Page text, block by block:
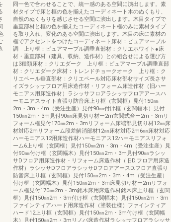
同一色で合わせることで、統一感のある空間に演出します。素
材タイプで床と框の色を揃えたコーディネート木のぬくもり、
自然のぬくもりを感じさせる空間に演出します。木目タイプで
垂直部材と框の色を揃えたコーディネート框のみに素材タイプ
を取り入れ、変化のある空間に演出します。木目の床に素材の
框でアクセントをつけたコーディネート床材：ピュアマーブル
調 上り框：ピュアマーブル調垂直部材：クリエホワイト●床
材・垂直部材（建具、収納、造作材）との組合せによる選び方
は3種類床材：クリエダーク 上り框：ピュアマーブル調垂直部
材：クリエダーク床材：トレンドチョークオーク 上り框：ク
リエペール垂直部材：クリエペール対応床材部材サイズ長さサ
イズラシッサフロア用床造作材・リフォーム床造作材（旧ハー
モニアス用床造作材）ラシッサフロアラシッサフロアアースハ
ーモニアスライト直張り防音床上り框（玄関框）見付150㎜
2m・3m・4m（受注生産）見付90㎜付け框（玄関幅木）見付
150㎜2m・3m見付90㎜床見切り材ー2m玄関式台ー2m・3mリ
フォーム框見付170㎜2m・3mリフォーム床端部見切り材12㎜床
材対応2mリフォーム段差解消部材12㎜床材対応2m6㎜床材対応
ハーモニアス12用床造作材ハーモニアス12ハーモニアスリフォ
ーム6上り框（玄関框）見付150㎜2m・3m・4m（受注生産）見
付90㎜付け框（玄関幅木）見付150㎜2m・3m見付90㎜ラシッ
サDフロア用床造作材・リフォーム床造作材（旧D.フロア用床造
作材）ラシッサDフロアラシッサDフロアアースD.フロア直張り
防音床上り框（玄関框）見付150㎜2m・3m・4m（受注生産）
付け框（玄関幅木）見付150㎜2m・3m床見切り材ー2mリフォ
ーム框見付170㎜2m・3m銘木床用床造作材銘木床上り框（玄関
框）見付150㎜2m・3m付け框（玄関幅木）見付150㎜2m・3m
ファインティアハード用床造作材（塗装仕様）ファインティア
ハード12上り框（玄関框）見付150㎜2m・3m付け框（玄関幅
木）見付150㎜2m・3mリノバ床造作材ラシッサフロアラシッサ